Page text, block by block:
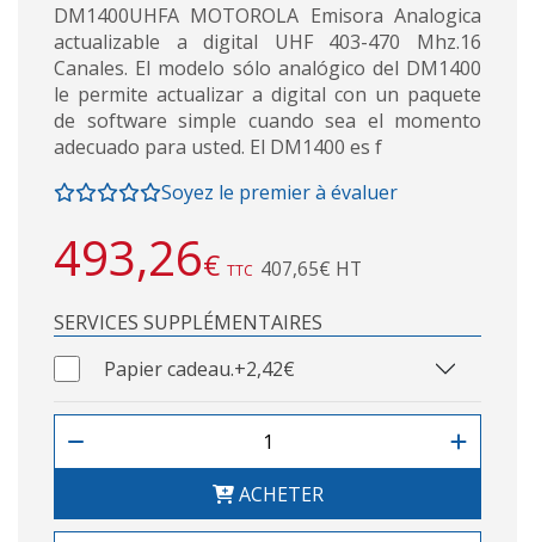
DM1400UHFA MOTOROLA Emisora Analogica
actualizable a digital UHF 403-470 Mhz.16
Canales. El modelo sólo analógico del DM1400
le permite actualizar a digital con un paquete
de software simple cuando sea el momento
adecuado para usted. El DM1400 es f
Soyez le premier à évaluer
493,26€ TTC 407,65€ HT
SERVICES SUPPLÉMENTAIRES
Papier cadeau.+2,42€
ACHETER